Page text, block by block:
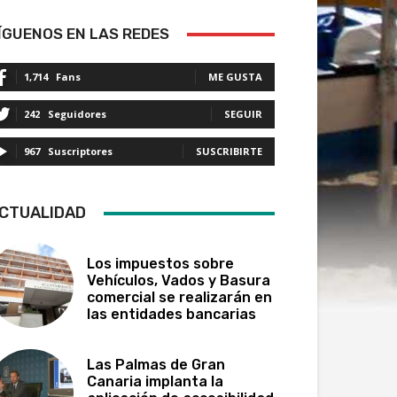
EN LAS REDES
1,714 Fans ME GUSTA
242 Seguidores SEGUIR
967 Suscriptores SUSCRIBIRTE
Los impuestos sobre
Vehículos, Vados y Basura
comercial se realizarán en
las entidades bancarias
Las Palmas de Gran
Canaria implanta la